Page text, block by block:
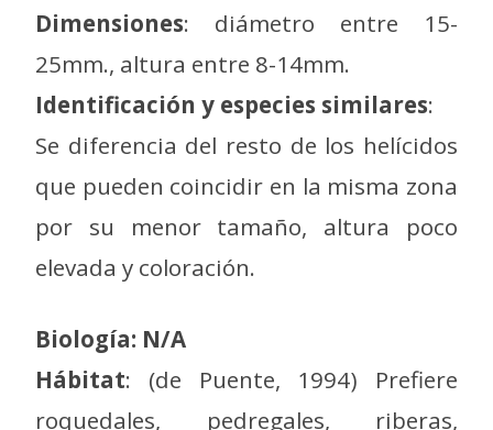
Dimensiones: diámetro entre 15-
25mm., altura entre 8-14mm.
Identificación y especies similares:
Se diferencia del resto de los helícidos
que pueden coincidir en la misma zona
por su menor tamaño, altura poco
elevada y coloración.
Biología: N/A
Hábitat: (de Puente, 1994) Prefiere
roquedales, pedregales, riberas,